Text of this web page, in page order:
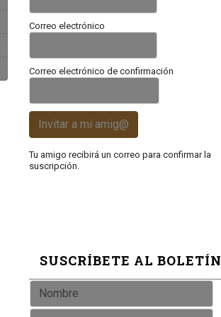
Correo electrónico
Correo electrónico de confirmación
Invitar a mi amig@
Tu amigo recibirá un correo para confirmar la
suscripción.
SUSCRÍBETE AL BOLETÍN